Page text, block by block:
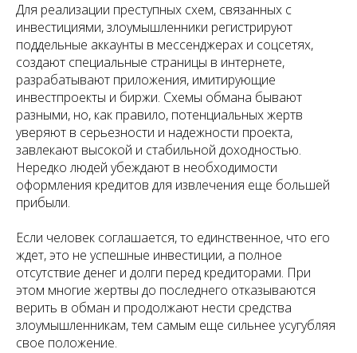
Для реализации преступных схем, связанных с
инвестициями, злоумышленники регистрируют
поддельные аккаунты в мессенджерах и соцсетях,
создают специальные страницы в интернете,
разрабатывают приложения, имитирующие
инвестпроекты и биржи. Схемы обмана бывают
разными, но, как правило, потенциальных жертв
уверяют в серьезности и надежности проекта,
завлекают высокой и стабильной доходностью.
Нередко людей убеждают в необходимости
оформления кредитов для извлечения еще большей
прибыли.
Если человек соглашается, то единственное, что его
ждет, это не успешные инвестиции, а полное
отсутствие денег и долги перед кредиторами. При
этом многие жертвы до последнего отказываются
верить в обман и продолжают нести средства
злоумышленникам, тем самым еще сильнее усугубляя
свое положение.